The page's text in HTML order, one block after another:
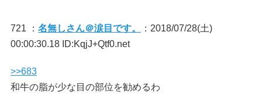
721 ： 名無しさん＠涙目です。
：2018/07/28(土)
00:00:30.18 ID:KqjJ+Qtf0.net
>>683
和牛の脂が少な目の部位を勧めるわ